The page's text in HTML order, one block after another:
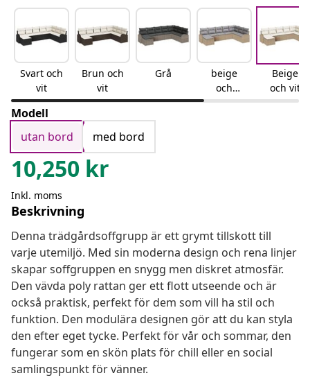
Svart och
vit
Brun och
vit
Grå
beige
och
ljusgrå
Beige
och vit
Modell
utan bord
med bord
10,250 kr
Inkl. moms
Beskrivning
Denna trädgårdsoffgrupp är ett grymt tillskott till
varje utemiljö. Med sin moderna design och rena linjer
skapar soffgruppen en snygg men diskret atmosfär.
Den vävda poly rattan ger ett flott utseende och är
också praktisk, perfekt för dem som vill ha stil och
funktion. Den modulära designen gör att du kan styla
den efter eget tycke. Perfekt för vår och sommar, den
fungerar som en skön plats för chill eller en social
samlingspunkt för vänner.